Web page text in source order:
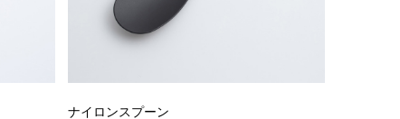
ナイロンスプーン